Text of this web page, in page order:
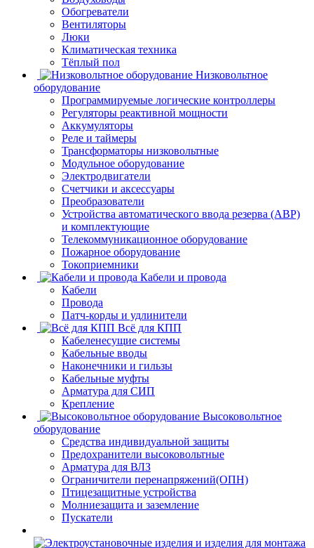
Обогреватели
Вентиляторы
Люки
Климатическая техника
Тёплый пол
Низковольтное
оборудование
Программируемые логические контроллеры
Регуляторы реактивной мощности
Аккумуляторы
Реле и таймеры
Трансформаторы низковольтные
Модульное оборудование
Электродвигатели
Счетчики и аксессуары
Преобразователи
Устройства автоматического ввода резерва (АВР)
и комплектующие
Телекоммуникационное оборудование
Пожарное оборудование
Токоприемники
Кабели и провода
Кабели
Провода
Патч-корды и удлинители
Всё для КПП
Кабеленесущие системы
Кабельные вводы
Наконечники и гильзы
Кабельные муфты
Арматура для СИП
Крепление
Высоковольтное
оборудование
Средства индивидуальной защиты
Предохранители высоковольтные
Арматура для ВЛЗ
Ограничители перенапряжений(ОПН)
Птицезащитные устройства
Молниезащита и заземление
Пускатели